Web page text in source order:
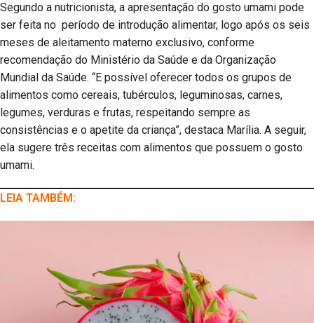
Segundo a nutricionista, a apresentação do gosto umami pode
ser feita no período de introdução alimentar, logo após os seis
meses de aleitamento materno exclusivo, conforme
recomendação do Ministério da Saúde e da Organização
Mundial da Saúde. “E possível oferecer todos os grupos de
alimentos como cereais, tubérculos, leguminosas, carnes,
legumes, verduras e frutas, respeitando sempre as
consistências e o apetite da criança”, destaca Marília. A seguir,
ela sugere três receitas com alimentos que possuem o gosto
umami.
LEIA TAMBÉM: